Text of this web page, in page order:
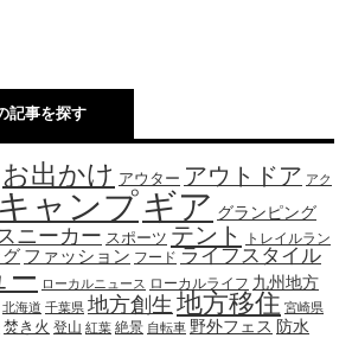
記事を探す
お出かけ アウター アウトドア アク
キャンプギア グランピング
スニーカー スポーツ テント
トレイルラン
ファッション フード ライフスタイル
ー ローカルニュース ローカルライフ 九州地方
北海道 千葉県 地方創生 地方移住 宮崎県
焚き火 登山 紅葉 絶景 自転車 野外フェス 防水